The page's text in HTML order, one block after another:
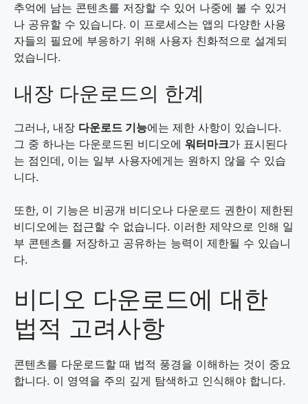
추억에 남는 콘텐츠를 저장할 수 있어 나중에 볼 수 있거
나 공유할 수 있습니다. 이 프로세스는 앱의 다양한 사용
자들의 필요에 부응하기 위해 사용자 친화적으로 설계되
었습니다.
내장 다운로드의 한계
그러나, 내장 다운로드 기능에는 제한 사항이 있습니다.
그 중 하나는 다운로드된 비디오에 워터마크가 표시된다
는 점인데, 이는 일부 사용자에게는 원하지 않을 수 있습
니다.
또한, 이 기능은 비공개 비디오나 다운로드 권한이 제한된
비디오에는 접근할 수 없습니다. 이러한 제약으로 인해 일
부 콘텐츠를 저장하고 공유하는 능력이 제한될 수 있습니
다.
비디오 다운로드에 대한
법적 고려사항
콘텐츠를 다운로드할 때 법적 풍경을 이해하는 것이 중요
합니다. 이 영역을 주의 깊게 탐색하고 인식해야 합니다.